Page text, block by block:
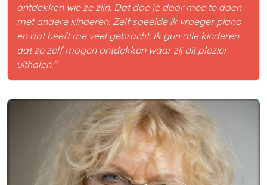
ontdekken wie ze zijn. Dat doe je door mee te doen
met andere kinderen. Zelf speelde ik vroeger piano
en dat heeft me veel gebracht. Ik gun alle kinderen
dat ze zelf mogen ontdekken waar zij dit plezier
uithalen."